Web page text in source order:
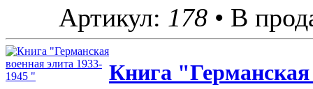
Артикул: 178 • В
Книга "Германская